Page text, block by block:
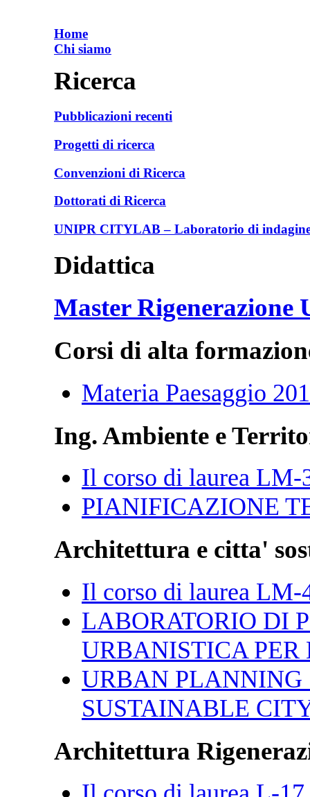
Home
Chi siamo
Ricerca
Pubblicazioni recenti
Progetti di ricerca
Convenzioni di Ricerca
Dottorati di Ricerca
UNIPR CITYLAB – Laboratorio di
Didattica
Master Rigenerazione
Corsi di alta
Materia Paesaggio
Ing. Ambiente e
Il corso di laurea LM-
PIANIFICAZIONE
Architettura e citta'
Il corso di laurea LM-
LABORATORIO DI
URBANISTICA
URBAN PLANNING
SUSTAINABLE
Architettura